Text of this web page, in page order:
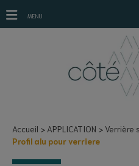
profil alu noir pour verre 8mm
Accueil APPLICATION Verrière
Profil alu pour verriere
MENU